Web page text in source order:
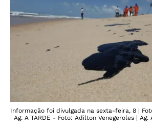
Informação foi divulgada na sexta-feira, 8 |
| Ag. A TARDE - Foto: Adilton Venegeroles | Ag.